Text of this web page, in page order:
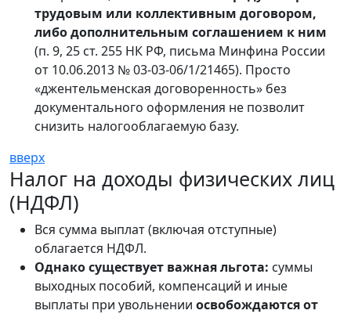
трудовым или коллективным договором,
либо дополнительным соглашением к ним
(п. 9, 25 ст. 255 НК РФ, письма Минфина России
от 10.06.2013 № 03-03-06/1/21465). Просто
«джентельменская договоренность» без
документального оформления не позволит
снизить налогооблагаемую базу.
вверх
Налог на доходы физических лиц
(НДФЛ)
Вся сумма выплат (включая отступные)
облагается НДФЛ.
Однако существует важная льгота: суммы
выходных пособий, компенсаций и иные
выплаты при увольнении освобождаются от